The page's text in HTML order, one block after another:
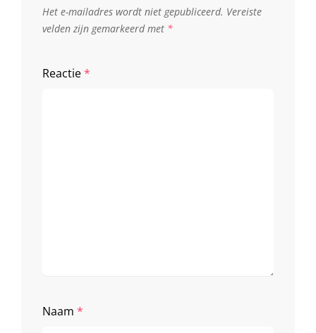
Het e-mailadres wordt niet gepubliceerd. Vereiste
velden zijn gemarkeerd met *
Reactie*
Naam *